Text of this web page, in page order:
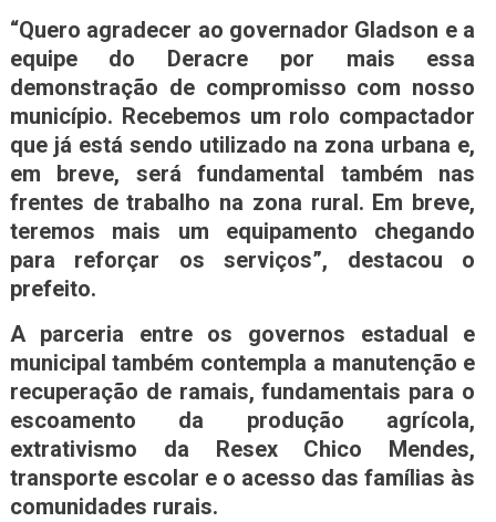
“Quero agradecer ao governador Gladson e a
equipe do Deracre por mais essa
demonstração de compromisso com nosso
município. Recebemos um rolo compactador
que já está sendo utilizado na zona urbana e,
em breve, será fundamental também nas
frentes de trabalho na zona rural. Em breve,
teremos mais um equipamento chegando
para reforçar os serviços”, destacou o
prefeito.
A parceria entre os governos estadual e
municipal também contempla a manutenção e
recuperação de ramais, fundamentais para o
escoamento da produção agrícola,
extrativismo da Resex Chico Mendes,
transporte escolar e o acesso das famílias às
comunidades rurais.